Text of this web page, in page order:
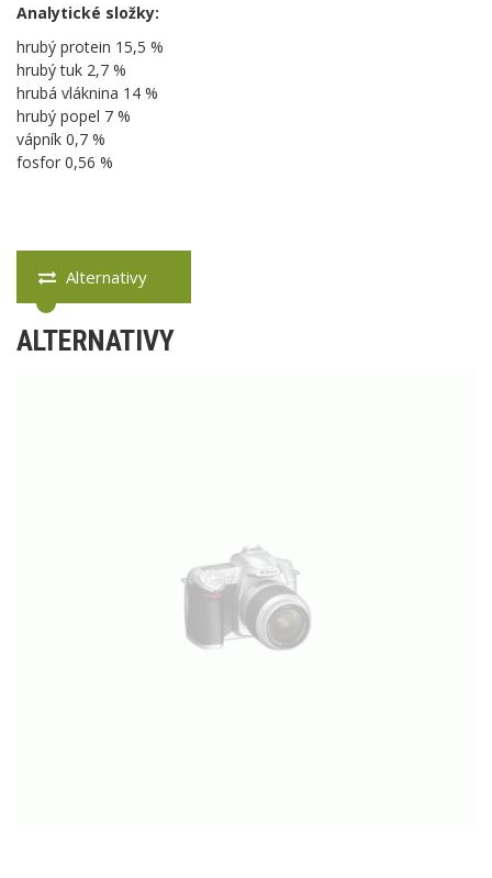
Analytické složky:
hrubý protein 15,5 %
hrubý tuk 2,7 %
hrubá vláknina 14 %
hrubý popel 7 %
vápník 0,7 %
fosfor 0,56 %
Alternativy
ALTERNATIVY